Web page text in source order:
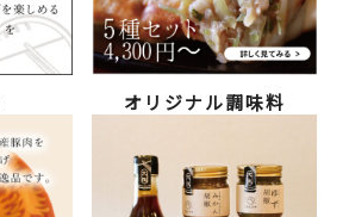
オリジナル調味料